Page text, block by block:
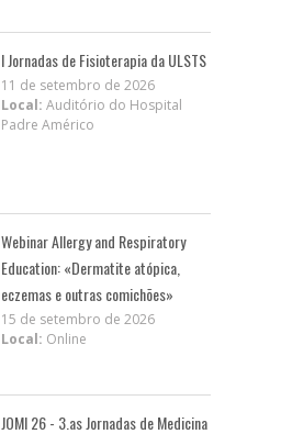
I Jornadas de Fisioterapia da ULSTS
11 de setembro de 2026
Local: Auditório do Hospital
Padre Américo
Webinar Allergy and Respiratory
Education: «Dermatite atópica,
eczemas e outras comichões»
15 de setembro de 2026
Local: Online
JOMI 26 - 3.as Jornadas de Medicina